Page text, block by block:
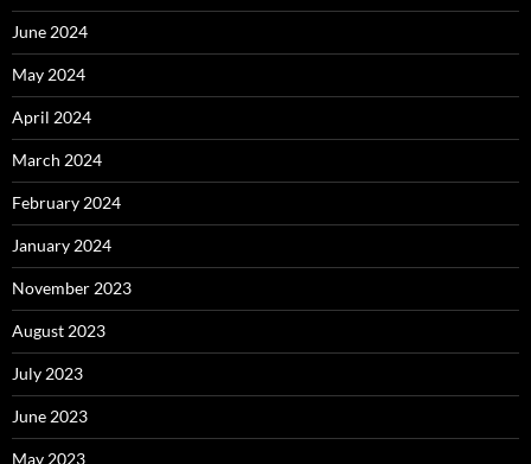
June 2024
May 2024
April 2024
March 2024
February 2024
January 2024
November 2023
August 2023
July 2023
June 2023
May 2023